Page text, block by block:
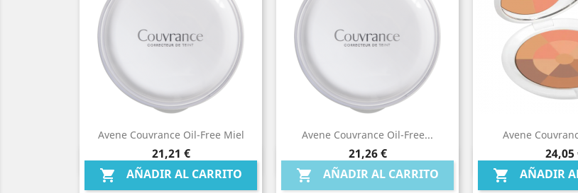
Avene Couvrance Oil-Free Miel
Precio
21,21 €
 AÑADIR AL CARRITO
Vista rápida
Avene Couvrance Oil-Free...
Precio
21,26 €
 AÑADIR AL CARRITO
Vista rápida
Avene
24,05
 AÑADIR
Vista